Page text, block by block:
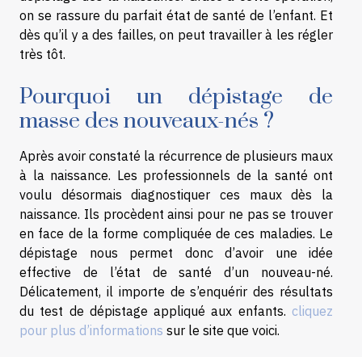
on se rassure du parfait état de santé de l’enfant. Et
dès qu’il y a des failles, on peut travailler à les régler
très tôt.
Pourquoi un dépistage de
masse des nouveaux-nés ?
Après avoir constaté la récurrence de plusieurs maux
à la naissance. Les professionnels de la santé ont
voulu désormais diagnostiquer ces maux dès la
naissance. Ils procèdent ainsi pour ne pas se trouver
en face de la forme compliquée de ces maladies. Le
dépistage nous permet donc d’avoir une idée
effective de l’état de santé d’un nouveau-né.
Délicatement, il importe de s’enquérir des résultats
du test de dépistage appliqué aux enfants. cliquez
pour plus d’informations sur le site que voici.